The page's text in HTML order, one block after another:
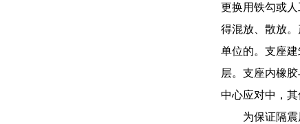
更换用铁勾或
得混放、散放
单位的。支座
层。支座内橡
中心应对中，
为保证隔